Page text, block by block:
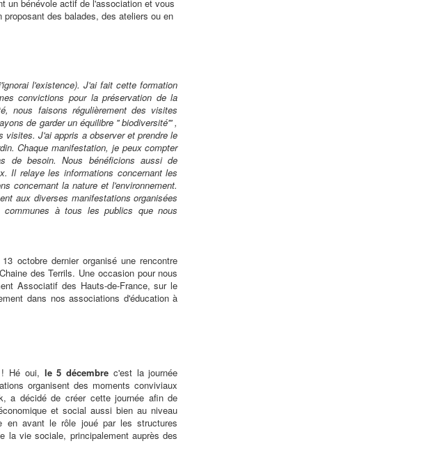
un bénévole actif de l'association et vous
des balades, des ateliers ou en
l'existence). J'ai fait cette formation
convictions pour la préservation de la
nous faisons régulièrement des visites
de garder un équilibre '' biodiversité''' ,
visites. J'ai appris a observer et prendre le
Chaque manifestation, je peux compter
de besoin. Nous bénéficions aussi de
Il relaye les informations concernant les
concernant la nature et l'environnement.
aux diverses manifestations organisées
à tous les publics que nous
octobre dernier organisé une rencontre
des Terrils. Une occasion pour nous
Associatif des Hauts-de-France, sur le
dans nos associations d'éducation à
Hé oui, le 5 décembre c'est la journée
organisent des moments conviviaux
a décidé de créer cette journée afin de
et social aussi bien au niveau
en avant le rôle joué par les structures
la vie sociale, principalement auprès des